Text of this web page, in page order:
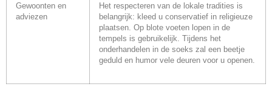
Gewoonten en
adviezen
Het respecteren van de lokale tradities is
belangrijk: kleed u conservatief in religieuze
plaatsen. Op blote voeten lopen in de
tempels is gebruikelijk. Tijdens het
onderhandelen in de soeks zal een beetje
geduld en humor vele deuren voor u openen.